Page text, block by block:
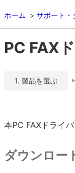
ホーム サポート・
PC FAX
1. 製品を選ぶ
本PC FAXドライ
ダウンロー